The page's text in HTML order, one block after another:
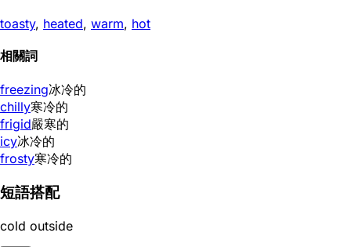
toasty, heated, warm, hot
相關詞
freezing冰冷的
chilly寒冷的
frigid嚴寒的
icy冰冷的
frosty寒冷的
短語搭配
cold outside